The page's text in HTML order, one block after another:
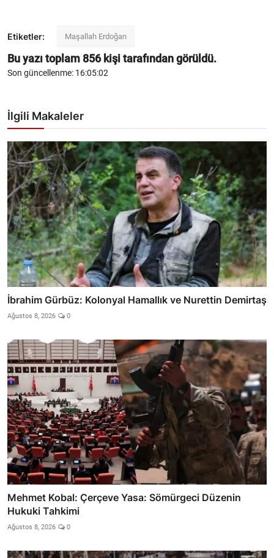
Etiketler: Maşallah Erdoğan
Bu yazı toplam 856kişi tarafından görüldü.
Son güncellenme: 16:05:02
İlgili Makaleler
İbrahim Gürbüz: Kolonyal Hamallık ve Nurettin Demirtaş
Ağustos 8, 2026 0
Mehmet Kobal: Çerçeve Yasa: Sömürgeci Düzenin
Hukuki Tahkimi
Ağustos 8, 2026 0